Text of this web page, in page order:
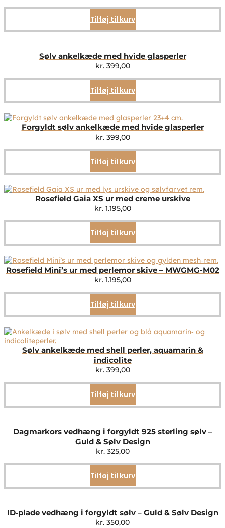
Tilføj til kurv
Sølv ankelkæde med hvide glasperler
kr.399,00
Tilføj til kurv
Forgyldt sølv ankelkæde med hvide glasperler
kr.399,00
Tilføj til kurv
Rosefield Gaia XS ur med creme urskive
kr.1.195,00
Tilføj til kurv
Rosefield Mini’s ur med perlemor skive – MWGMG-M02
kr.1.195,00
Tilføj til kurv
Sølv ankelkæde med shell perler, aquamarin &
indicolite
kr.399,00
Tilføj til kurv
Dagmarkors vedhæng i forgyldt 925 sterling sølv –
Guld & Sølv Design
kr.325,00
Tilføj til kurv
ID‑plade vedhæng i forgyldt sølv – Guld & Sølv Design
kr. 350,00